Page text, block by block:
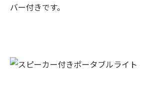
バー付きです。